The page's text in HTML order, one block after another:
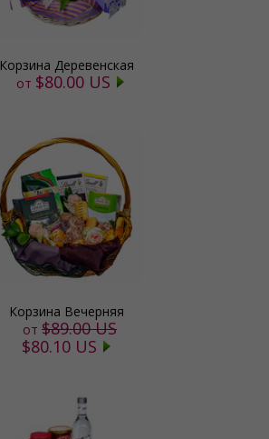
Корзина Деревенская
от $80.00 US
Корзина Вечерняя
от $89.00 US
$80.10 US